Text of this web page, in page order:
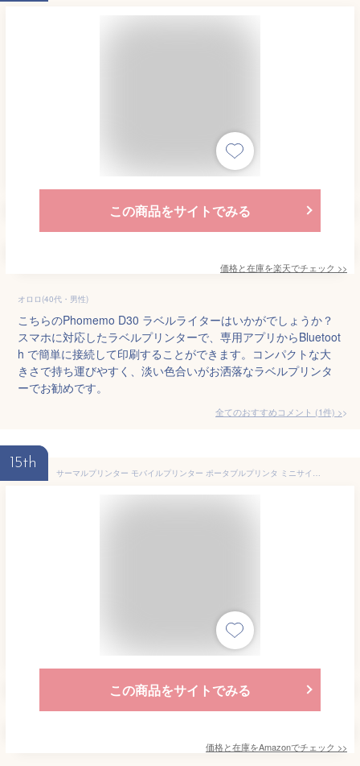
この商品をサイトでみる
価格と在庫を楽天でチェック >>
オロロ(40代・男性)
こちらのPhomemo D30 ラベルライターはいかがでしょうか？
スマホに対応したラベルプリンターで、専用アプリからBluetoot
h で簡単に接続して印刷することができます。コンパクトな大
きさで持ち運びやすく、淡い色合いがお洒落なラベルプリンタ
ーでお勧めです。
全てのおすすめコメント (1件) >
15th
サーマルプリンター モバイルプリンター ポータブルプリンタ ミニサイズ 無線接続 200DPI スマホ対応 ポケットプリンタ フォトプリンター テキスト/写真/メモ/願い/議題/買い物リスト/ラベルなど用 インクなし(ピンク)
この商品をサイトでみる
価格と在庫をAmazonでチェック >>